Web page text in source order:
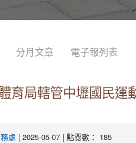
分月文章 電子報列表
育局轄管中壢國民運
處 | 2025-05-07 | 點閱數： 185